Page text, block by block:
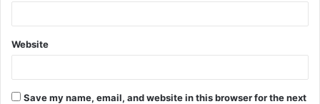
Website
Save my name, email, and website in this browser for the next